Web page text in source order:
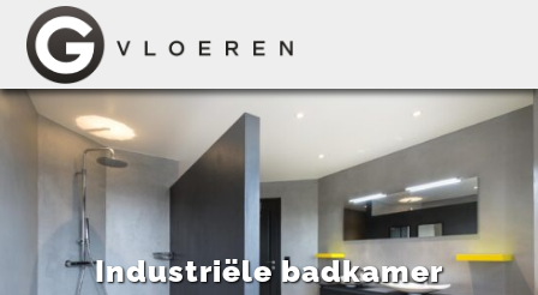
Industriële badkamer